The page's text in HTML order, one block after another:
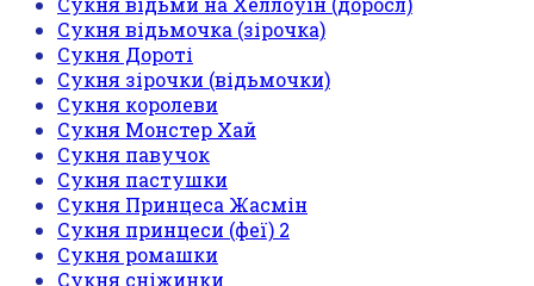
Сукня відьмочка (зірочка)
Сукня Дороті
Сукня зірочки (відьмочки)
Сукня королеви
Сукня Монстер Хай
Сукня павучок
Сукня пастушки
Сукня Принцеса Жасмін
Сукня принцеси (феї) 2
Сукня ромашки
Сукня сніжинки